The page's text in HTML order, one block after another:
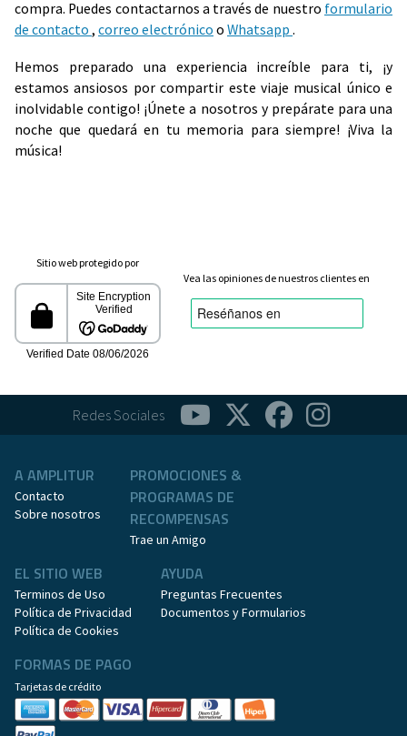
compra. Puedes contactarnos a través de nuestro formulario
de contacto , correo electrónico o Whatsapp .
Hemos preparado una experiencia increíble para ti, ¡y
estamos ansiosos por compartir este viaje musical único e
inolvidable contigo! ¡Únete a nosotros y prepárate para una
noche que quedará en tu memoria para siempre! ¡Viva la
música!
Sitio web protegido por
Vea las opiniones de nuestros clientes en
Redes Sociales
A AMPLITUR
Contacto
Sobre nosotros
PROMOCIONES &
PROGRAMAS DE
RECOMPENSAS
Trae un Amigo
EL SITIO WEB
Terminos de Uso
Política de Privacidad
Política de Cookies
AYUDA
Preguntas Frecuentes
Documentos y Formularios
FORMAS DE PAGO
Tarjetas de crédito